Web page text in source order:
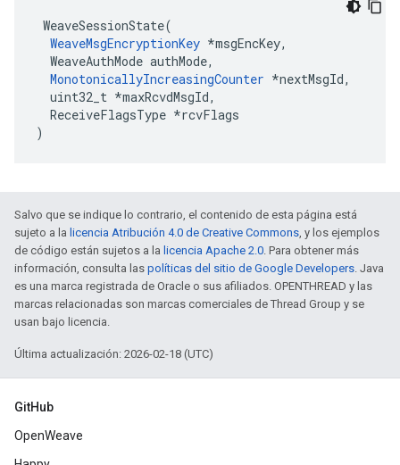
WeaveSessionState(
WeaveMsgEncryptionKey *msgEncKey,
  WeaveAuthMode authMode,
MonotonicallyIncreasingCounter *nextMsgId,
  uint32_t *maxRcvdMsgId,
  ReceiveFlagsType *rcvFlags
)
Salvo que se indique lo contrario, el contenido de esta página está
sujeto a la licencia Atribución 4.0 de Creative Commons, y los ejemplos
de código están sujetos a la licencia Apache 2.0. Para obtener más
información, consulta las políticas del sitio de Google Developers. Java
es una marca registrada de Oracle o sus afiliados. OPENTHREAD y las
marcas relacionadas son marcas comerciales de Thread Group y se
usan bajo licencia.
Última actualización: 2026-02-18 (UTC)
GitHub
OpenWeave